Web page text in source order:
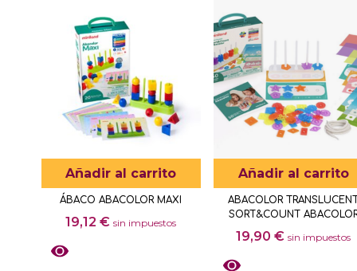
Añadir al carrito
ÁBACO ABACOLOR MAXI
19,12€ sin impuestos
Añadir al carrito
ABACOLOR
SORT&COUNT
19,90€ sin impuestos